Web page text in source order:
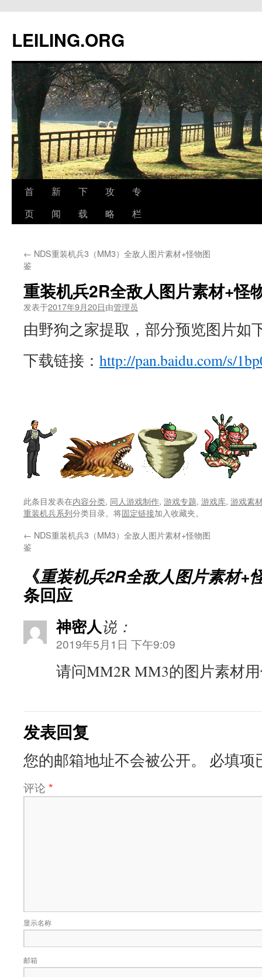
文
LEILING.ORG
首
页
新
闻
下
载
攻
略
专
栏
← NDS重装机兵3（MM3）全敌人图片素材+怪物图
鉴
重装机兵2R全敌人图片素材+怪
发表于2017年9月20日由管理员
由野狗之家提取，部分预览图片如
下载链接： http://pan.baidu.com/s/
此条目发表在内容分类, 同人游戏制作, 游戏专题, 游戏库, 游戏素
重装机兵系列分类目录。将固定链接加入收藏夹。
← NDS重装机兵3（MM3）全敌人图片素材+怪物图
鉴
《重装机兵2R全敌人图片素材+
条回应
神密人说：
2019年5月1日 下午9:09
请问MM2R MM3的图片素材
发表回复
您的邮箱地址不会被公开。 必填项
评论 *
显示名称
邮箱